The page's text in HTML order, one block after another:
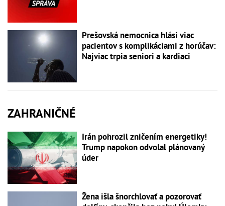
Prešovská nemocnica hlási viac
pacientov s komplikáciami z horúčav:
Najviac trpia seniori a kardiaci
ZAHRANIČNÉ
Irán pohrozil zničením energetiky!
Trump napokon odvolal plánovaný
úder
Žena išla šnorchlovať a pozorovať